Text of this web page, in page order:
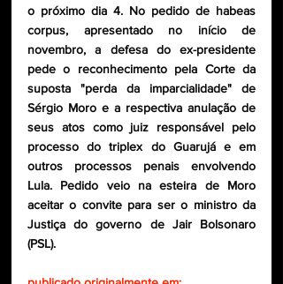
o próximo dia 4. No pedido de habeas
corpus, apresentado no início de
novembro, a defesa do ex-presidente
pede o reconhecimento pela Corte da
suposta "perda da imparcialidade" de
Sérgio Moro e a respectiva anulação de
seus atos como juiz responsável pelo
processo do triplex do Guarujá e em
outros processos penais envolvendo
Lula. Pedido veio na esteira de Moro
aceitar o convite para ser o ministro da
Justiça do governo de Jair Bolsonaro
(PSL).